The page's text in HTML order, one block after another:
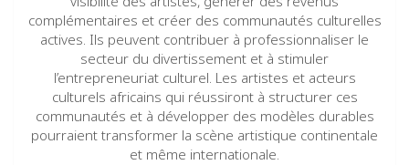
complémentaires et créer des communautés culturelles
actives. Ils peuvent contribuer à professionnaliser le
secteur du divertissement et à stimuler
l’entrepreneuriat culturel. Les artistes et acteurs
culturels africains qui réussiront à structurer ces
communautés et à développer des modèles durables
pourraient transformer la scène artistique continentale
et même internationale.